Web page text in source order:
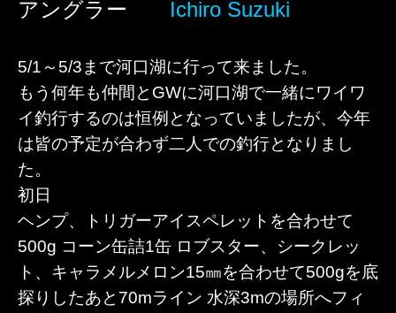
アングラー Ichiro Suzuki
5/1～5/3まで河口湖に行って来ました。
もう何年も仲間とGWに河口湖で一緒にワイワ
イ釣行するのは恒例となっていましたが、今年
は皆の予定が合わず二人での釣行となりまし
た。
初日
ヘンプ、トリガーアイスペレットを合わせて
500g コーン缶詰1缶 ロブスター、シークレッ
ト、キャラメルメロン15㎜を合わせて500gを底
探りしたあと70mライン 水深3mの場所へフィ